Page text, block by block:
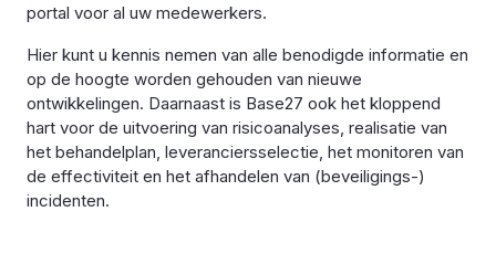
portal voor al uw medewerkers.
Hier kunt u kennis nemen van alle benodigde informatie en
op de hoogte worden gehouden van nieuwe
ontwikkelingen. Daarnaast is Base27 ook het kloppend
hart voor de uitvoering van risicoanalyses, realisatie van
het behandelplan, leveranciersselectie, het monitoren van
de effectiviteit en het afhandelen van (beveiligings-)
incidenten.